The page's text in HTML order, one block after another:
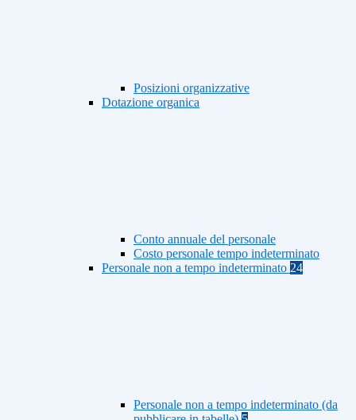
Posizioni organizzative
Dotazione organica
Conto annuale del personale
Costo personale tempo indeterminato
Personale non a tempo indeterminato 24
Personale non a tempo indeterminato (da